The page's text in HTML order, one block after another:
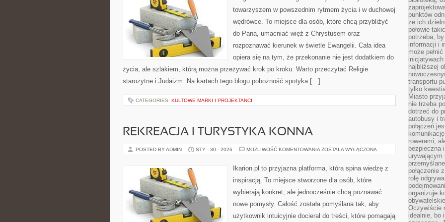
towarzyszem w powszednim rytmem życia i w duchowej
wędrówce. To miejsce dla osób, które chcą przybliżyć
do Pana, umacniać więź z Chrystusem oraz
rozpoznawać kierunek w świetle Ewangelii. Cała idea
opiera się na tym, że przekonanie nie jest dodatkiem do
życia, ale szlakiem, którą można przeżywać krok po kroku. Warto przeczytać Religie
starożytne i Judaizm. Na kartach tego blogu pobożność spotyka […]
CATEGORIES: KULTOWE MARKI I PROJEKTANCI
REKREACJA I TURYSTYKA KONNA
POSTED BY ADMIN STY - 30 - 2026 MOŻLIWOŚĆ KOMENTOWANIA REKREACJA
KONNA
ZOSTAŁA WYŁĄCZONA
Ikarion.pl to przyjazna platforma, która spina wiedzę z
inspiracją. To miejsce stworzone dla osób, które
wybierają konkret, ale jednocześnie chcą poznawać
nowe pomysły. Całość została pomyślana tak, aby
użytkownik intuicyjnie docierał do treści, które pomagają
punktów
że ich
połowie
potrzeba,
informacji i
może
najbliższej
transportu
tylko
Miasto
nie trzeba
dotrzeć do
autobusy i
połączeń
rowerami,
bezpieczna
połączenie
rolę
organizuje
Oczywiście
idealnie, bo